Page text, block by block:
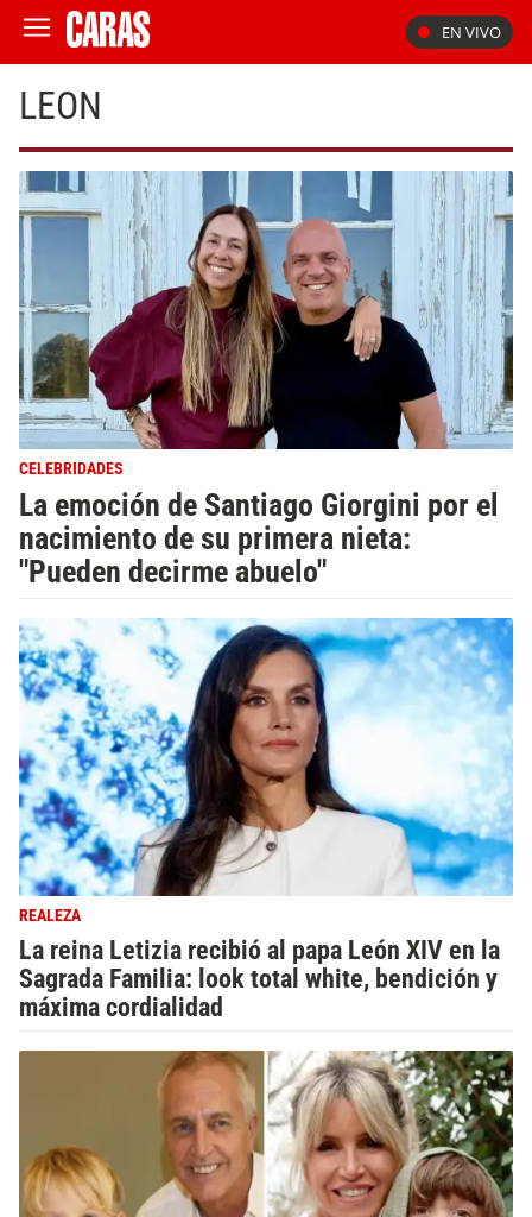
EN VIVO
LEON
CELEBRIDADES
La emoción de Santiago Giorgini por el
nacimiento de su primera nieta:
"Pueden decirme abuelo"
REALEZA
La reina Letizia recibió al papa León XIV en la
Sagrada Familia: look total white, bendición y
máxima cordialidad